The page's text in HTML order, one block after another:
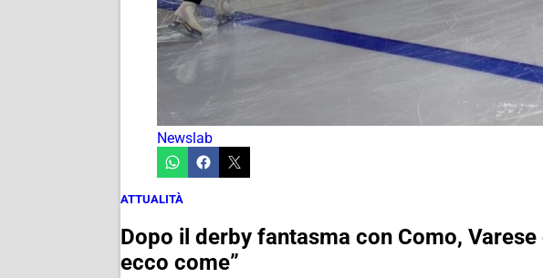
Newslab
ATTUALITÀ
Dopo il derby fantasma con Como,
ecco come”